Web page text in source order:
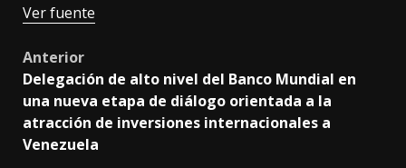
Ver fuente
Post
navigation
Anterior
Delegación de alto nivel del Banco Mundial en
una nueva etapa de diálogo orientada a la
atracción de inversiones internacionales a
Venezuela